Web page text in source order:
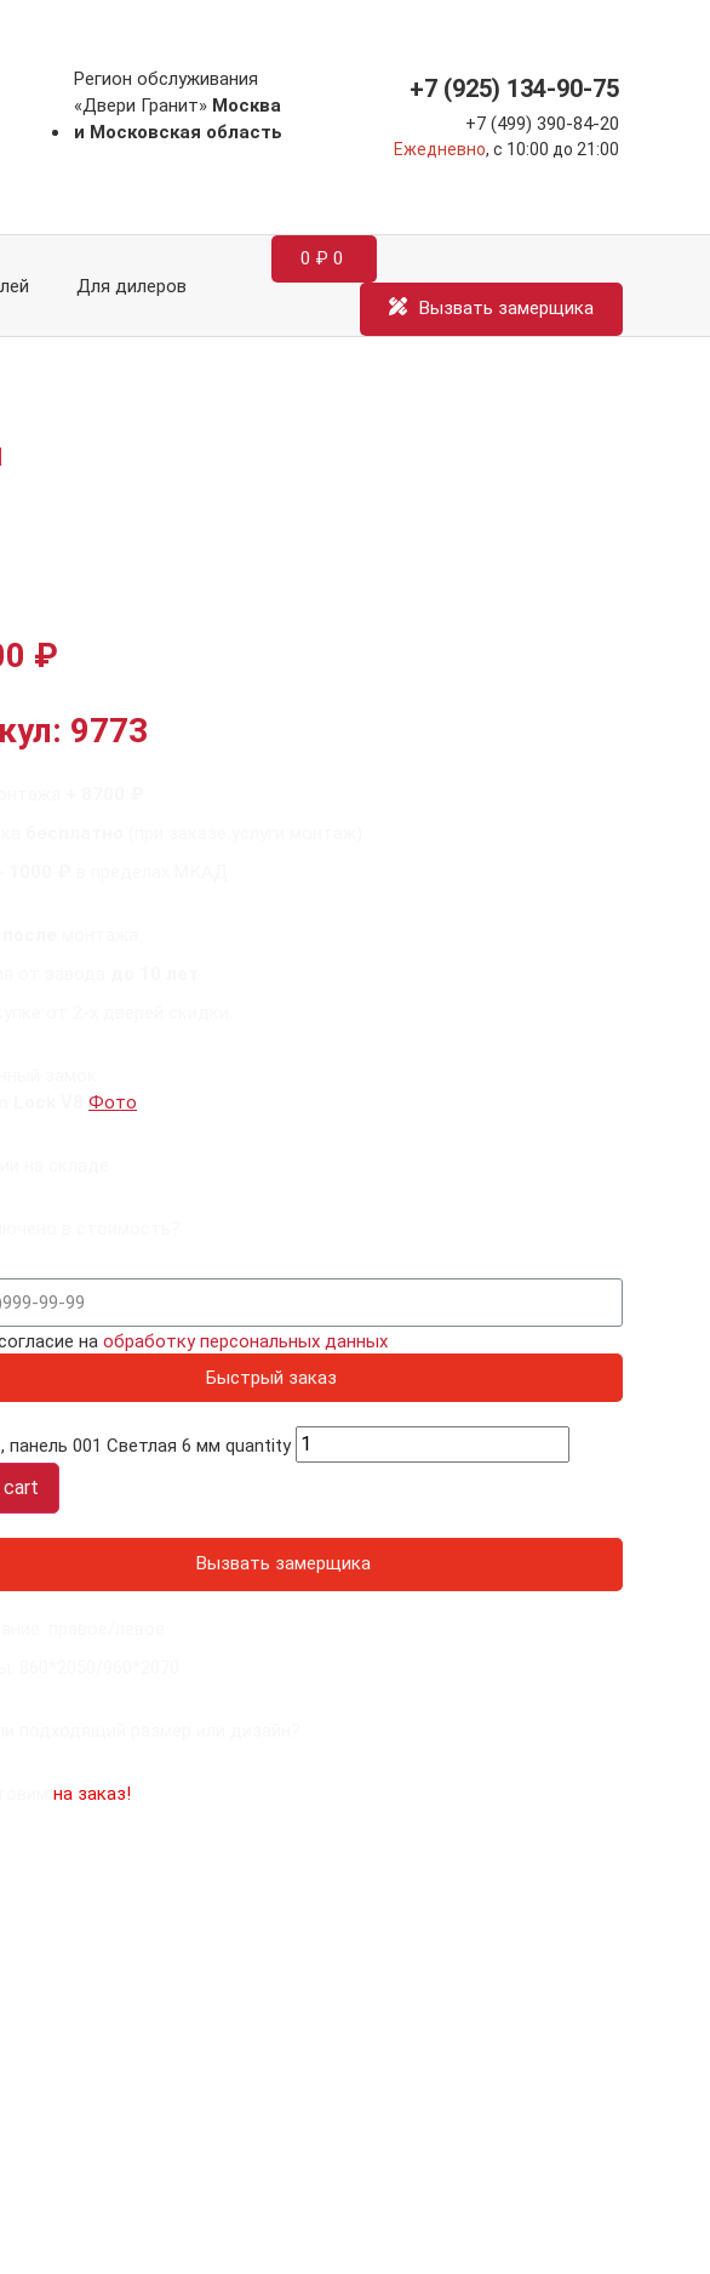
Регион обслуживания
«Двери Гранит» Москва
и Московская область
+7 (925) 134-90-75
+7 (499) 390-84-20
Ежедневно, с 10:00 до 21:00
Для дилеров
0 ₽ 0
Вызвать замерщика
₽
9773
Фото
на обработку персональных данных
Быстрый заказ
панель 001 Светлая 6 мм quantity
Вызвать замерщика
на заказ!